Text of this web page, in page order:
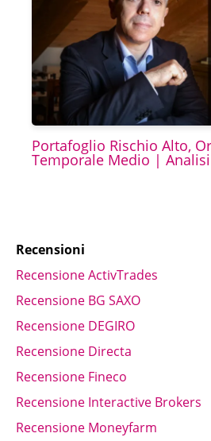
Portafoglio Rischio Alto,
Temporale Medio | Analisi
Recensioni
Recensione ActivTrades
Recensione BG SAXO
Recensione DEGIRO
Recensione Directa
Recensione Fineco
Recensione Interactive Brokers
Recensione Moneyfarm